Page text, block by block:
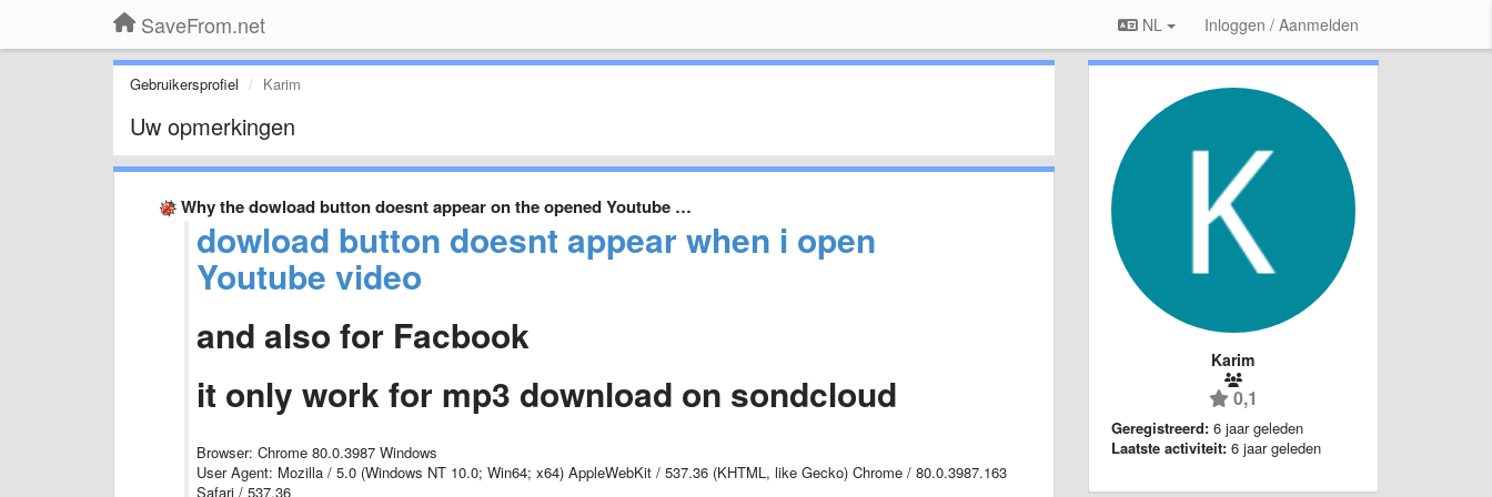
SaveFrom.net NL Inloggen / Aanmelden
Gebruikersprofiel Karim
Uw opmerkingen
Why the dowload button doesnt appear on the opened Youtube …
dowload button doesnt appear when i open
Youtube video
and also for Facbook
it only work for mp3 download on sondcloud
Browser: Chrome 80.0.3987 Windows
User Agent: Mozilla / 5.0 (Windows NT 10.0; Win64; x64) AppleWebKit / 537.36 (KHTML, like Gecko) Chrome / 80.0.3987.163
Safari / 537.36
Karim
0,1
Geregistreerd: 6 jaar geleden
Laatste activiteit: 6 jaar geleden